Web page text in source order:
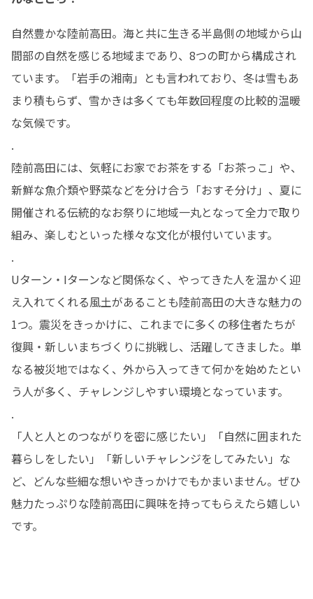
自然豊かな陸前高田。海と共に生きる半島側の地域から山
間部の自然を感じる地域まであり、8つの町から構成され
ています。「岩手の湘南」とも言われており、冬は雪もあ
まり積もらず、雪かきは多くても年数回程度の比較的温暖
な気候です。
.
陸前高田には、気軽にお家でお茶をする「お茶っこ」や、
新鮮な魚介類や野菜などを分け合う「おすそ分け」、夏に
開催される伝統的なお祭りに地域一丸となって全力で取り
組み、楽しむといった様々な文化が根付いています。
.
Uターン・Iターンなど関係なく、やってきた人を温かく迎
え入れてくれる風土があることも陸前高田の大きな魅力の
1つ。震災をきっかけに、これまでに多くの移住者たちが
復興・新しいまちづくりに挑戦し、活躍してきました。単
なる被災地ではなく、外から入ってきて何かを始めたとい
う人が多く、チャレンジしやすい環境となっています。
.
「人と人とのつながりを密に感じたい」「自然に囲まれた
暮らしをしたい」「新しいチャレンジをしてみたい」な
ど、どんな些細な想いやきっかけでもかまいません。ぜひ
魅力たっぷりな陸前高田に興味を持ってもらえたら嬉しい
です。